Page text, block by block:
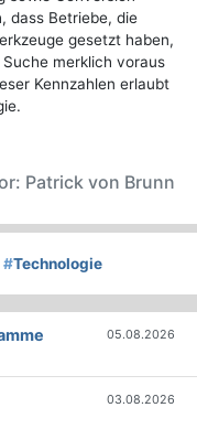
dass Betriebe, die
gesetzt haben,
merklich voraus
Kennzahlen erlaubt
Patrick von Brunn
#Technologie
05.08.2026
03.08.2026